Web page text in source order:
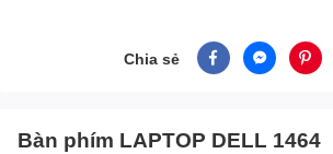
Chia sẻ
Bàn phím LAPTOP DELL 1464